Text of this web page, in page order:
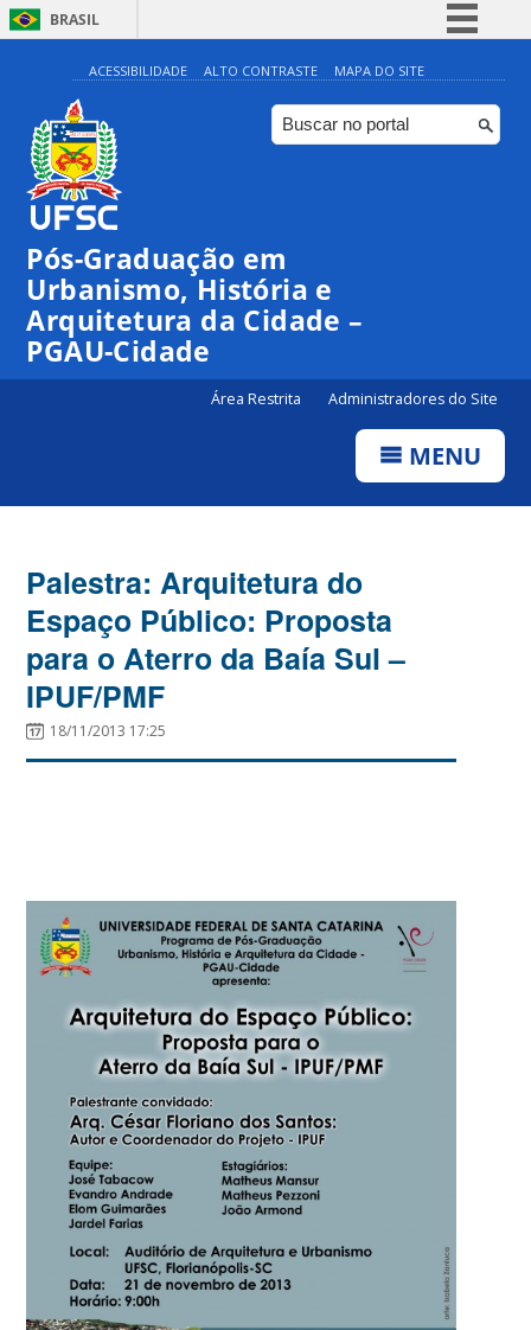
BRASIL
Simplifique!
Comunica BR
Participe
ACESSIBILIDADE ALTO CONTRASTE MAPA DO SITE
Pós-Graduação em
Urbanismo, História e
Arquitetura da Cidade –
PGAU-Cidade
Área Restrita Administradores do Site
MENU
Palestra: Arquitetura do
Espaço Público: Proposta
para o Aterro da Baía Sul –
IPUF/PMF
18/11/2013 17:25